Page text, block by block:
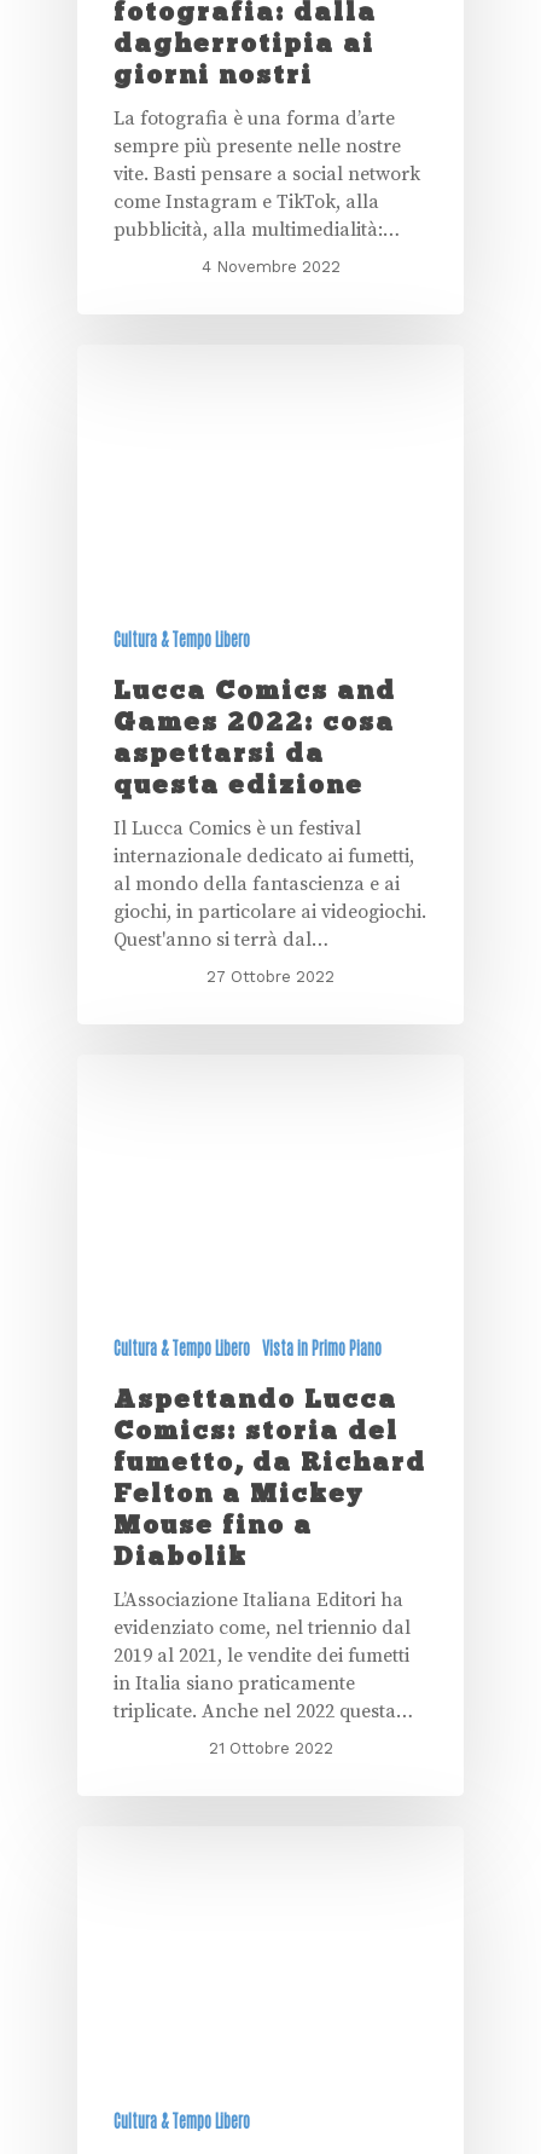
fotografia: dalla
dagherrotipia ai
giorni nostri
La fotografia è una forma d’arte
sempre più presente nelle nostre
vite. Basti pensare a social network
come Instagram e TikTok, alla
pubblicità, alla multimedialità:…
4 Novembre 2022
Cultura & Tempo Libero
Lucca Comics and
Games 2022: cosa
aspettarsi da
questa edizione
Il Lucca Comics è un festival
internazionale dedicato ai fumetti,
al mondo della fantascienza e ai
giochi, in particolare ai videogiochi.
Quest'anno si terrà dal…
27 Ottobre 2022
Cultura & Tempo Libero Vista in Primo Piano
Aspettando Lucca
Comics: storia del
fumetto, da Richard
Felton a Mickey
Mouse fino a
Diabolik
L’Associazione Italiana Editori ha
evidenziato come, nel triennio dal
2019 al 2021, le vendite dei fumetti
in Italia siano praticamente
triplicate. Anche nel 2022 questa…
21 Ottobre 2022
Cultura & Tempo Libero